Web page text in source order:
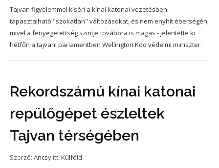
Tajvan figyelemmel kíséri a kínai katonai vezetésben
tapasztalható "szokatlan" változásokat, és nem enyhít éberségén,
mivel a fenyegetettség szintje továbbra is magas - jelentette ki
hétfőn a tajvani parlamentben Wellington Koo védelmi miniszter.
Rekordszámú kínai katonai
repülőgépet észleltek
Tajvan térségében
Szerző: Ancsy itt: Külföld